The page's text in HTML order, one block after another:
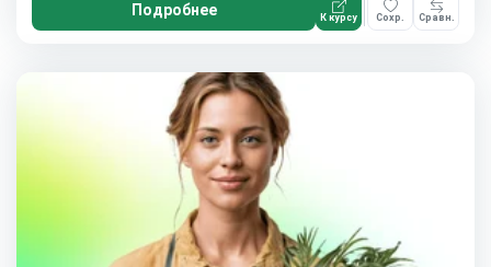
Подробнее К курсу Сохр. Сравн.